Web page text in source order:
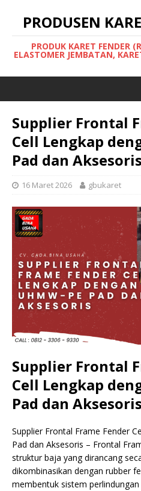
PRODUSEN
PRODUK KARET FENDER
ELASTOMER JEMBATAN,
Supplier Frontal
Cell Lengkap
Pad dan Aksesoris
16 Maret 2026 gbukaret
Supplier Frontal
Cell Lengkap
Pad dan Aksesoris
Supplier Frontal Frame Fender
Pad dan Aksesoris – Frontal
struktur baja yang dirancang
dikombinasikan dengan rubber
membentuk sistem